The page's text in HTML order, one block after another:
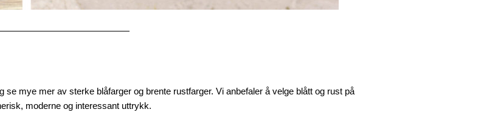
mye mer av sterke blåfarger og brente rustfarger. Vi anbefaler å velge blått og rust på
moderne og interessant uttrykk.